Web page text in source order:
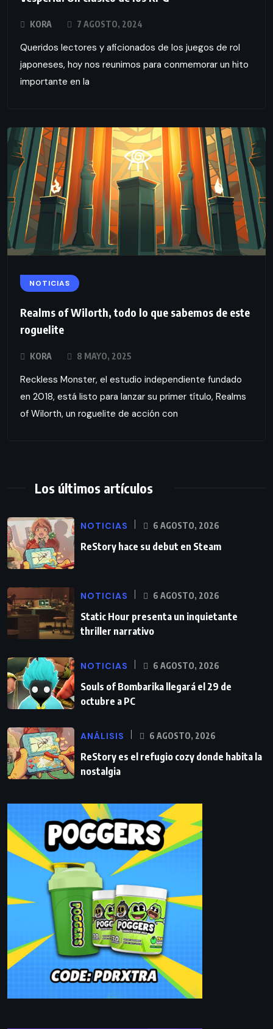
KORA 7 AGOSTO, 2024
Queridos lectores y aficionados de los juegos de rol
japoneses, hoy nos reunimos para conmemorar un hito
importante en la
NOTICIAS
Realms of Wilorth, todo lo que sabemos de este
roguelite
KORA 8 MAYO, 2025
Reckless Monster, el estudio independiente fundado
en 2018, está listo para lanzar su primer título, Realms
of Wilorth, un roguelite de acción con
Los últimos artículos
NOTICIAS 6 AGOSTO, 2026
ReStory hace su debut en Steam
NOTICIAS 6 AGOSTO, 2026
Static Hour presenta un inquietante
thriller narrativo
NOTICIAS 6 AGOSTO, 2026
Souls of Bombarika llegará el 29 de
octubre a PC
ANÁLISIS 6 AGOSTO, 2026
ReStory es el refugio cozy donde habita la
nostalgia